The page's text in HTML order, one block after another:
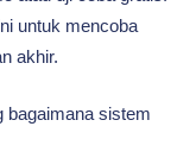
untuk mencoba
akhir.
bagaimana sistem